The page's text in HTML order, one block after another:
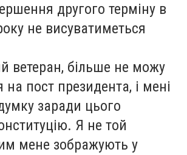
другого терміну в
не висуватиметься
ветеран, більше не можу
на пост президента, і мені
заради цього
Я не той
мене зображують у